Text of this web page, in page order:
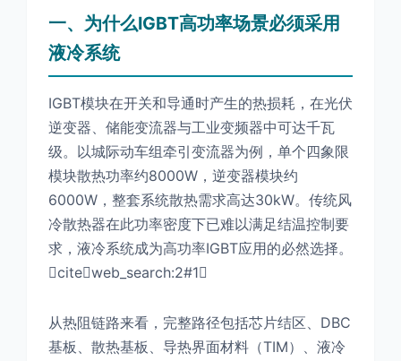
一、为什么IGBT高功率场景必须采用
液冷系统
IGBT模块在开关和导通时产生的热损耗，在光伏
逆变器、储能变流器与工业变频器中可达千瓦
级。以城际动车组牵引变流器为例，单个四象限
模块散热功率约8000W，逆变器模块约
6000W，整套系统散热需求高达30kW。传统风
冷散热器在此功率密度下已难以满足结温控制要
求，液冷系统成为高功率IGBT应用的必然选择。
citeweb_search:2#1
从热阻链路来看，完整路径包括芯片结区、DBC
基板、散热基板、导热界面材料（TIM）、液冷